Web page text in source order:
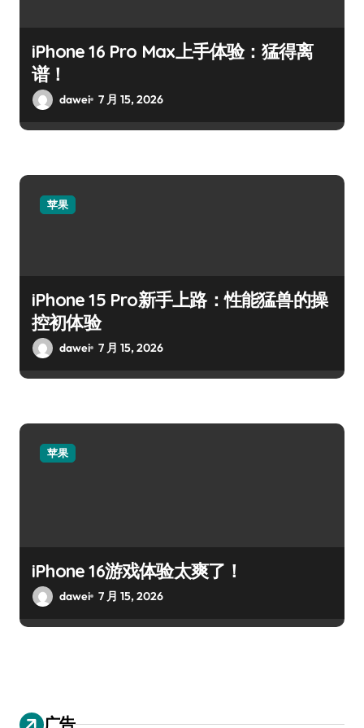
iPhone 16 Pro Max上手体验：猛得离
谱！
dawei 7 月 15, 2026
苹果
iPhone 15 Pro新手上路：性能猛兽的操
控初体验
dawei 7 月 15, 2026
苹果
iPhone 16游戏体验太爽了！
dawei 7 月 15, 2026
广告